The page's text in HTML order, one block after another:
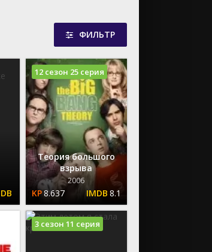
ФИЛЬТР
Теория большого
взрыва
2006
8.637 8.1
12 сезон 25 серия
3 сезон 11 серия